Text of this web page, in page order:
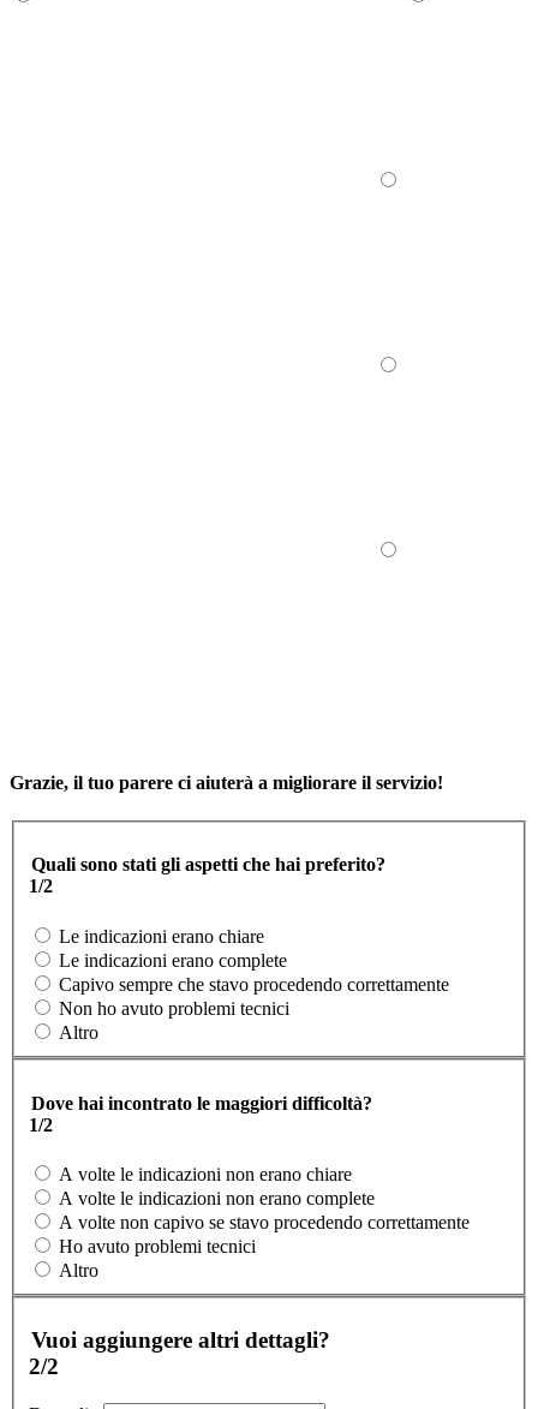
Grazie, il tuo parere ci aiuterà a migliorare il servizio!
Quali sono stati gli aspetti che hai preferito?
1/2
Le indicazioni erano chiare
Le indicazioni erano complete
Capivo sempre che stavo procedendo correttamente
Non ho avuto problemi tecnici
Altro
Dove hai incontrato le maggiori difficoltà?
1/2
A volte le indicazioni non erano chiare
A volte le indicazioni non erano complete
A volte non capivo se stavo procedendo correttamente
Ho avuto problemi tecnici
Altro
Vuoi aggiungere altri dettagli?
2/2